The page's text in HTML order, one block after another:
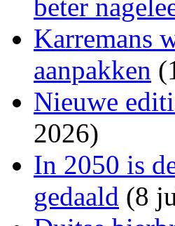
beter
Karremans
aanpakken
Nieuwe
2026)
In 2050 is
gedaald (8